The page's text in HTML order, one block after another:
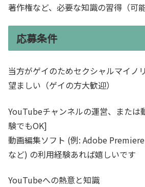
著作権など、必要な知識の習得（可
応募条件
当方がゲイのためセクシャルマイノ
望ましい（ゲイの方大歓迎）
YouTubeチャンネルの運営、または
験でもOK]
動画編集ソフト (例: Adobe
など) の利用経験あれば嬉しいです
YouTubeへの熱意と知識